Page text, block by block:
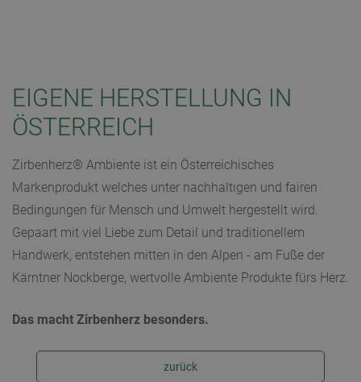
EIGENE HERSTELLUNG IN
ÖSTERREICH
Zirbenherz® Ambiente ist ein Österreichisches
Markenprodukt welches unter nachhaltigen und fairen
Bedingungen für Mensch und Umwelt hergestellt wird.
Gepaart mit viel Liebe zum Detail und traditionellem
Handwerk, entstehen mitten in den Alpen - am Fuße der
Kärntner Nockberge, wertvolle Ambiente Produkte fürs Herz.
Das macht Zirbenherz besonders.
zurück